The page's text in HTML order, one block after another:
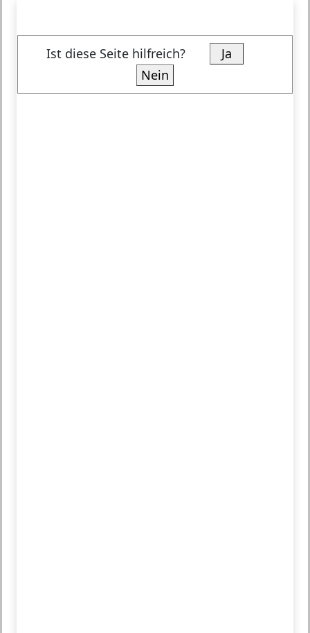
Ist diese Seite hilfreich?
Ja
Nein